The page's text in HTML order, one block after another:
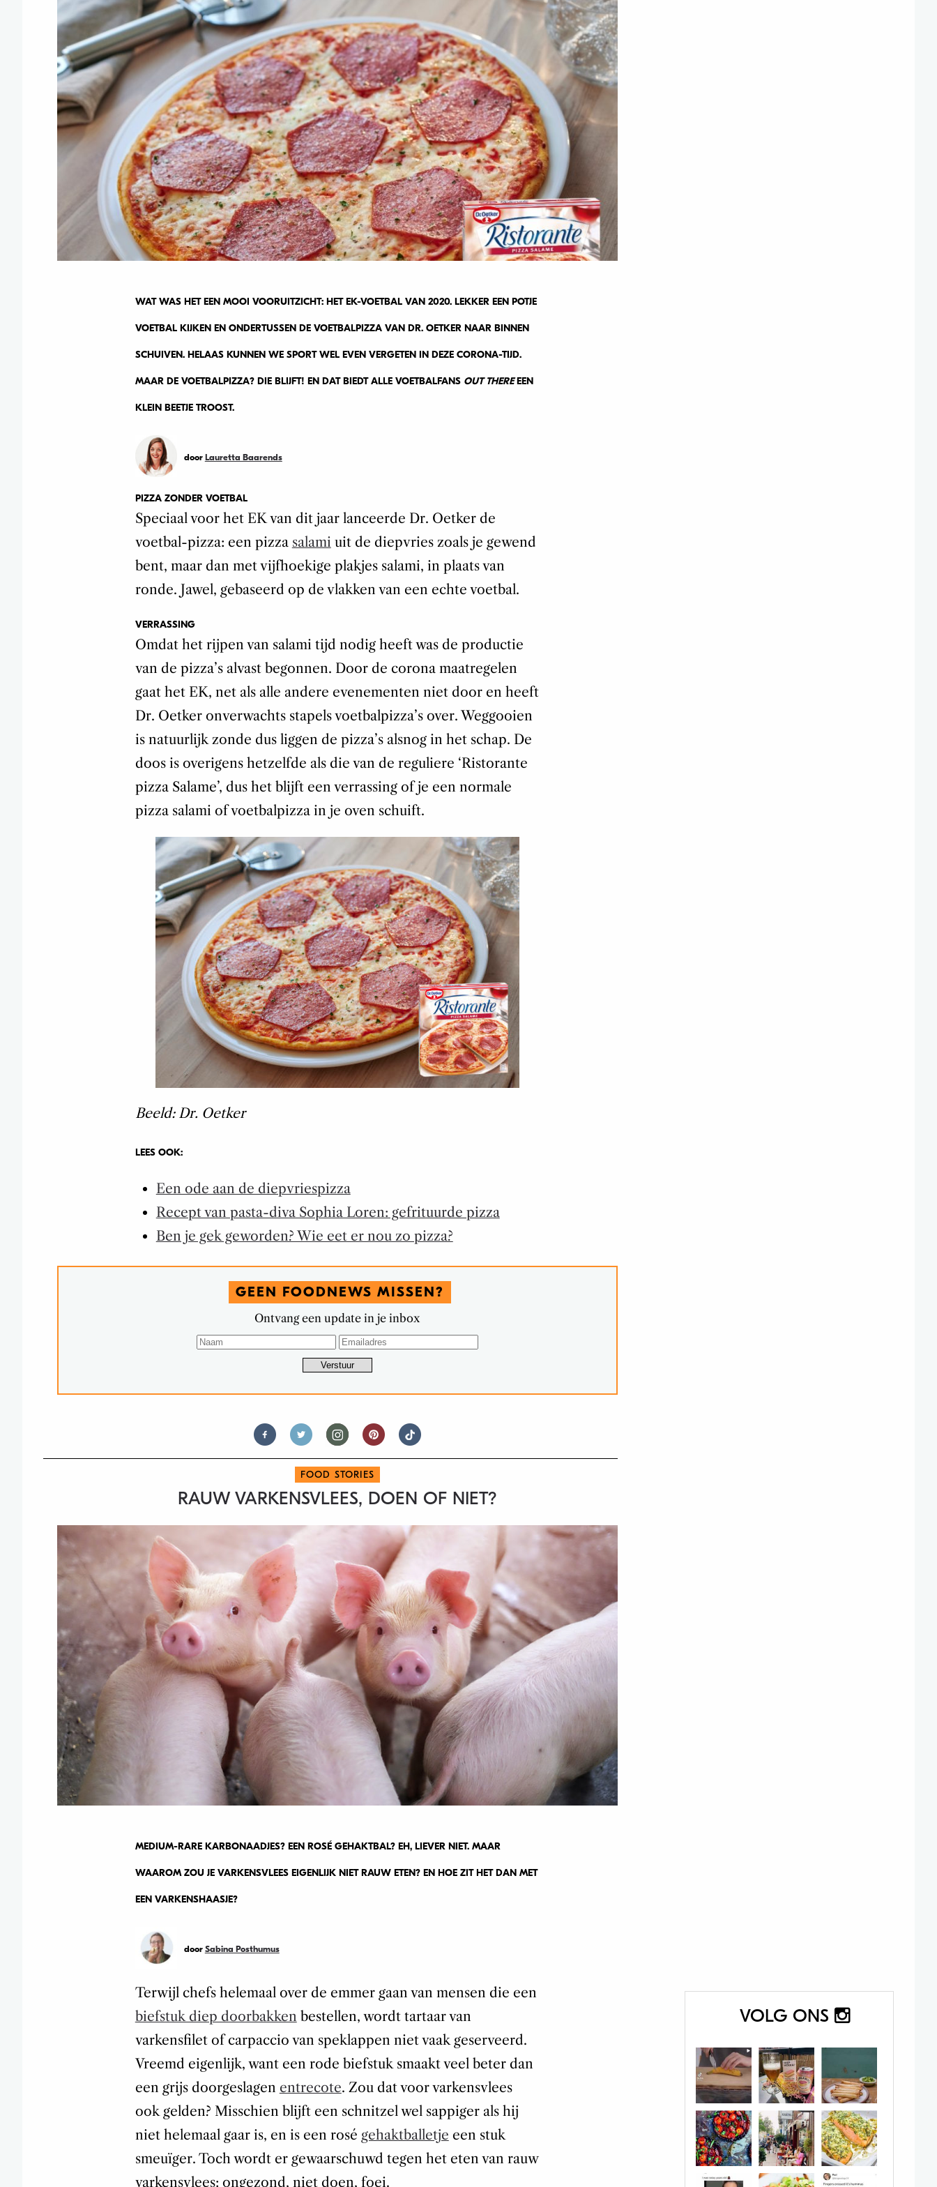
VOLG ONS
WAT WAS HET EEN MOOI VOORUITZICHT: HET EK-VOETBAL VAN 2020. LEKKER EEN POTJE
VOETBAL KIJKEN EN ONDERTUSSEN DE VOETBALPIZZA VAN DR. OETKER NAAR BINNEN
SCHUIVEN. HELAAS KUNNEN WE SPORT WEL EVEN VERGETEN IN DEZE CORONA-TIJD.
MAAR DE VOETBALPIZZA? DIE BLIJFT! EN DAT BIEDT ALLE VOETBALFANS OUT THEREEEN
KLEIN BEETJE TROOST.
door Lauretta Baarends
PIZZA ZONDER VOETBAL
Speciaal voor het EK van dit jaar lanceerde Dr. Oetker de
voetbal-pizza: een pizza salami uit de diepvries zoals je gewend
bent, maar dan met vijfhoekige plakjes salami, in plaats van
ronde. Jawel, gebaseerd op de vlakken van een echte voetbal.
VERRASSING
Omdat het rijpen van salami tijd nodig heeft was de productie
van de pizza’s alvast begonnen. Door de corona maatregelen
gaat het EK, net als alle andere evenementen niet door en heeft
Dr. Oetker onverwachts stapels voetbalpizza’s over. Weggooien
is natuurlijk zonde dus liggen de pizza’s alsnog in het schap. De
doos is overigens hetzelfde als die van de reguliere ‘Ristorante
pizza Salame’, dus het blijft een verrassing of je een normale
pizza salami of voetbalpizza in je oven schuift.
Beeld: Dr. Oetker
LEES OOK:
Een ode aan de diepvriespizza
Recept van pasta-diva Sophia Loren: gefrituurde pizza
Ben je gek geworden? Wie eet er nou zo pizza?
GEEN FOODNEWS MISSEN?
Ontvang een update in je inbox
FOOD STORIES
RAUW VARKENSVLEES, DOEN OF NIET?
MEDIUM-RARE KARBONAADJES? EEN ROSÉ GEHAKTBAL? EH, LIEVER NIET. MAAR
WAAROM ZOU JE VARKENSVLEES EIGENLIJK NIET RAUW ETEN? EN HOE ZIT HET DAN MET
EEN VARKENSHAASJE?
door Sabina Posthumus
Terwijl chefs helemaal over de emmer gaan van mensen die een
biefstuk diep doorbakken bestellen, wordt tartaar van
varkensfilet of carpaccio van speklappen niet vaak geserveerd.
Vreemd eigenlijk, want een rode biefstuk smaakt veel beter dan
een grijs doorgeslagen entrecote. Zou dat voor varkensvlees
ook gelden? Misschien blijft een schnitzel wel sappiger als hij
niet helemaal gaar is, en is een rosé gehaktballetje een stuk
smeuïger. Toch wordt er gewaarschuwd tegen het eten van rauw
varkensvlees: ongezond, niet doen, foei.